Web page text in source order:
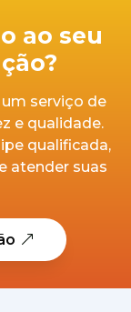
ao seu
serviço de
e qualidade.
qualificada,
atender suas